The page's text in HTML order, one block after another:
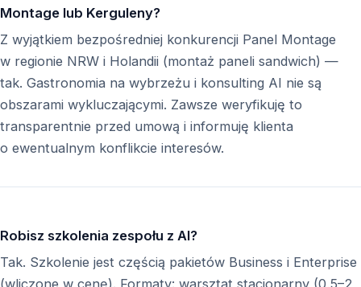
Montage lub Kerguleny?
Z wyjątkiem bezpośredniej konkurencji Panel Montage
w regionie NRW i Holandii (montaż paneli sandwich) —
tak. Gastronomia na wybrzeżu i konsulting AI nie są
obszarami wykluczającymi. Zawsze weryfikuję to
transparentnie przed umową i informuję klienta
o ewentualnym konflikcie interesów.
Robisz szkolenia zespołu z AI?
Tak. Szkolenie jest częścią pakietów Business i Enterprise
(wliczone w cenę). Formaty: warsztat stacjonarny (0,5–2